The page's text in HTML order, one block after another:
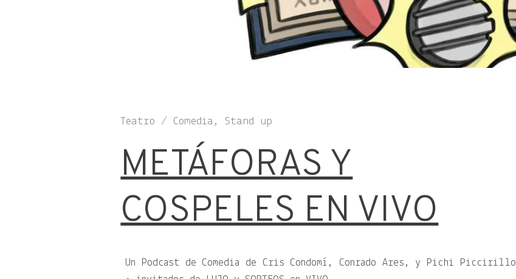
Teatro / Comedia, Stand up
METÁFORAS Y
COSPELES EN VIVO
Un Podcast de Comedia de Cris Condomí, Conrado Ares, y Pichi Piccirillo